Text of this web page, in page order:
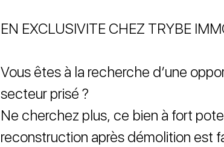
EN EXCLUSIVITE CHEZ TRYBE
Vous êtes à la recherche d’une
secteur prisé ?
Ne cherchez plus, ce bien à fort
reconstruction après démolition est